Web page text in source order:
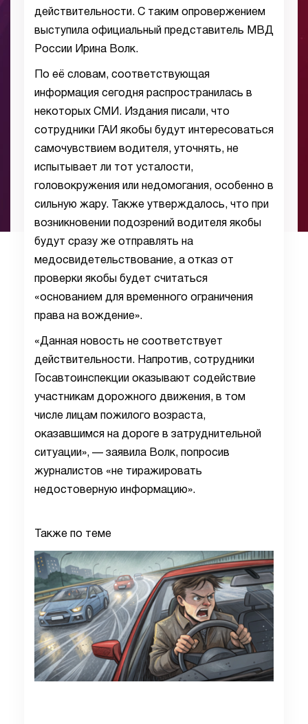
действительности. С таким опровержением
выступила официальный представитель МВД
России Ирина Волк.
По её словам, соответствующая
информация сегодня распространилась в
некоторых СМИ. Издания писали, что
сотрудники ГАИ якобы будут интересоваться
самочувствием водителя, уточнять, не
испытывает ли тот усталости,
головокружения или недомогания, особенно в
сильную жару. Также утверждалось, что при
возникновении подозрений водителя якобы
будут сразу же отправлять на
медосвидетельствование, а отказ от
проверки якобы будет считаться
«основанием для временного ограничения
права на вождение».
«Данная новость не соответствует
действительности. Напротив, сотрудники
Госавтоинспекции оказывают содействие
участникам дорожного движения, в том
числе лицам пожилого возраста,
оказавшимся на дороге в затруднительной
ситуации», — заявила Волк, попросив
журналистов «не тиражировать
недостоверную информацию».
Также по теме